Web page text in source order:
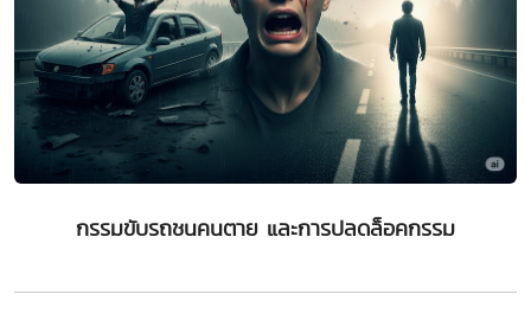
กรรมขับรถชนคนตาย และการปลดล็อคกรรม